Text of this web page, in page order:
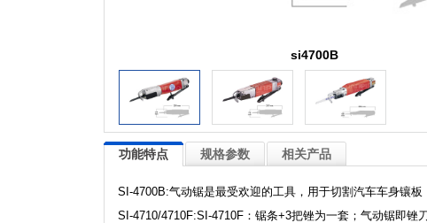
si4700B
功能特点 规格参数 相关产品
SI-4700B:气动锯是最受欢迎的工具，用于切割汽车车身镶
SI-4710/4710F:SI-4710F：锯条+3把锉为一套；气动锯即锉